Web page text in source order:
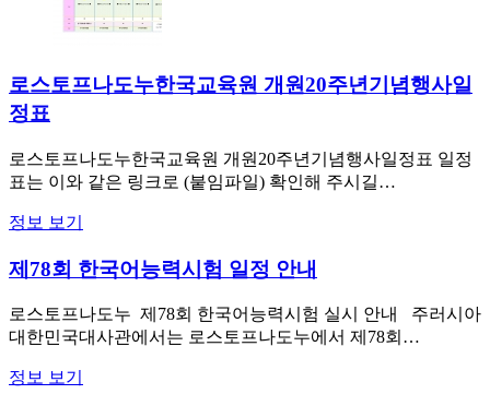
로스토프나도누한국교육원 개원20주년기념행사일
정표
로스토프나도누한국교육원 개원20주년기념행사일정표 일정
표는 이와 같은 링크로 (붙임파일) 확인해 주시길…
정보 보기
제78회 한국어능력시험 일정 안내
로스토프나도누 제78회 한국어능력시험 실시 안내 주러시아
대한민국대사관에서는 로스토프나도누에서 제78회…
정보 보기